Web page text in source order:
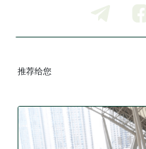
推荐给您